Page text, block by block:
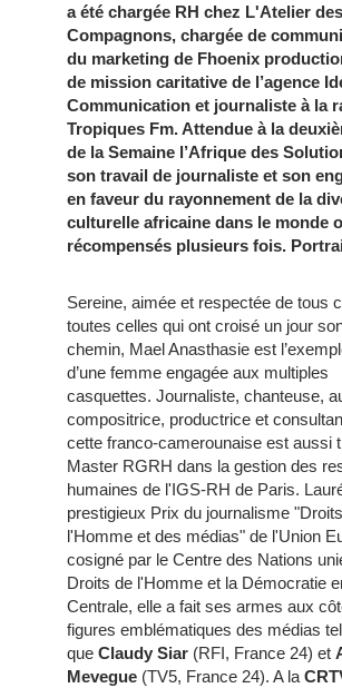
a été chargée RH chez L'Atelier des
Compagnons, chargée de
du marketing de Fhoenix
de mission caritative de l’agence
Communication et journaliste à la
Tropiques Fm. Attendue à la
de la Semaine l’Afrique des
son travail de journaliste et son
en faveur du rayonnement de la
culturelle africaine dans le monde
récompensés plusieurs fois.
Sereine, aimée et respectée de tous
toutes celles qui ont croisé un jour
chemin, Mael Anasthasie est
d’une femme engagée aux multiples
casquettes. Journaliste, chanteuse,
compositrice, productrice et
cette franco-camerounaise est aussi
Master RGRH dans la gestion des
humaines de l'IGS-RH de Paris.
prestigieux Prix du journalisme
l'Homme et des médias" de l'Union
cosigné par le Centre des Nations
Droits de l'Homme et la Démocratie
Centrale, elle a fait ses armes aux
figures emblématiques des médias
que Claudy Siar (RFI, France 24) et
Mevegue (TV5, France 24). A la